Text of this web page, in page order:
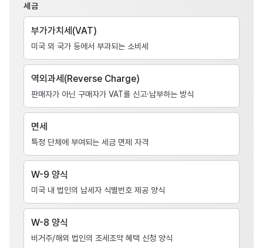
세금
부가가치세(VAT)
미국 외 국가 등에서 부과되는 소비세
역외과세(Reverse Charge)
판매자가 아닌 구매자가 VAT를 신고·납부하는 방식
면세
특정 단체에 부여되는 세금 면제 자격
W-9 양식
미국 내 법인의 납세자 식별번호 제공 양식
W-8 양식
비거주/해외 법인의 조세조약 혜택 신청 양식